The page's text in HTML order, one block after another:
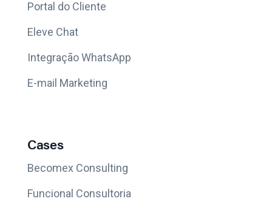
Portal do Cliente
Eleve Chat
Integração WhatsApp
E-mail Marketing
Cases
Becomex Consulting
Funcional Consultoria